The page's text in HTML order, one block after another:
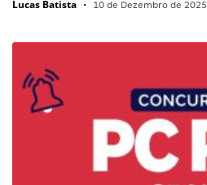
Lucas Batista • 10 de Dezembro de 2025